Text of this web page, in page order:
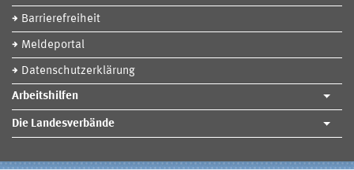
Barrierefreiheit
Meldeportal
Datenschutzerklärung
Arbeitshilfen
Die Landesverbände